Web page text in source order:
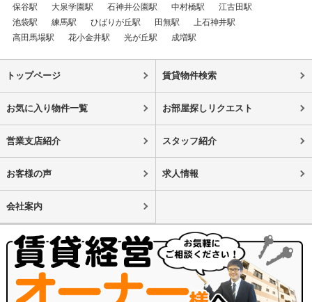
保谷駅 大泉学園駅 石神井公園駅 中村橋駅
江古田駅
池袋駅
練馬駅 ひばりが丘駅 田無駅
上石神井駅
高田馬場駅
花小金井駅 光が丘駅 成増駅
トップページ 賃貸物件検索
お気に入り物件一覧 お部屋探しリクエスト
営業支店紹介 スタッフ紹介
お客様の声 求人情報
会社案内